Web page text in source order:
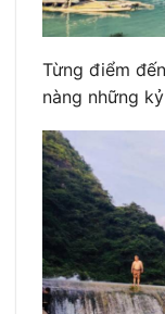
Từng điểm
nàng những